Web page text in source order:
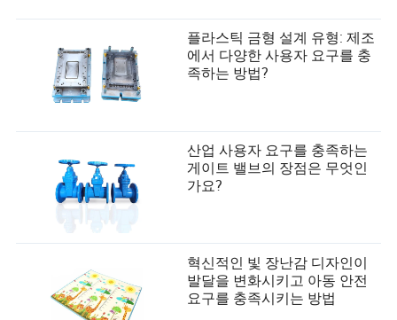
플라스틱 금형 설계 유형: 제조
에서 다양한 사용자 요구를 충
족하는 방법?
산업 사용자 요구를 충족하는
게이트 밸브의 장점은 무엇인
가요?
혁신적인 빛 장난감 디자인이
발달을 변화시키고 아동 안전
요구를 충족시키는 방법